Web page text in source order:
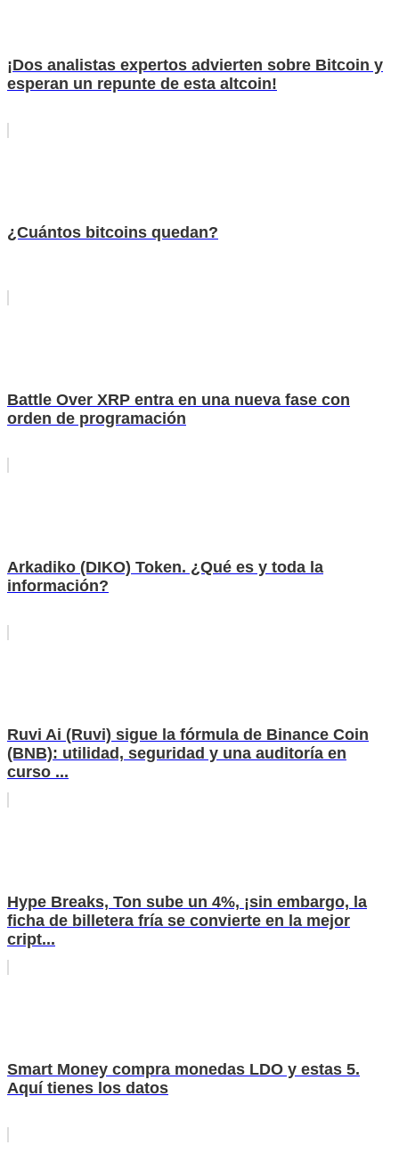
¡Dos analistas expertos advierten sobre Bitcoin y
esperan un repunte de esta altcoin!
¿Cuántos bitcoins quedan?
Battle Over XRP entra en una nueva fase con
orden de programación
Arkadiko (DIKO) Token. ¿Qué es y toda la
información?
Ruvi Ai (Ruvi) sigue la fórmula de Binance Coin
(BNB): utilidad, seguridad y una auditoría en
curso ...
Hype Breaks, Ton sube un 4%, ¡sin embargo, la
ficha de billetera fría se convierte en la mejor
cript...
Smart Money compra monedas LDO y estas 5.
Aquí tienes los datos